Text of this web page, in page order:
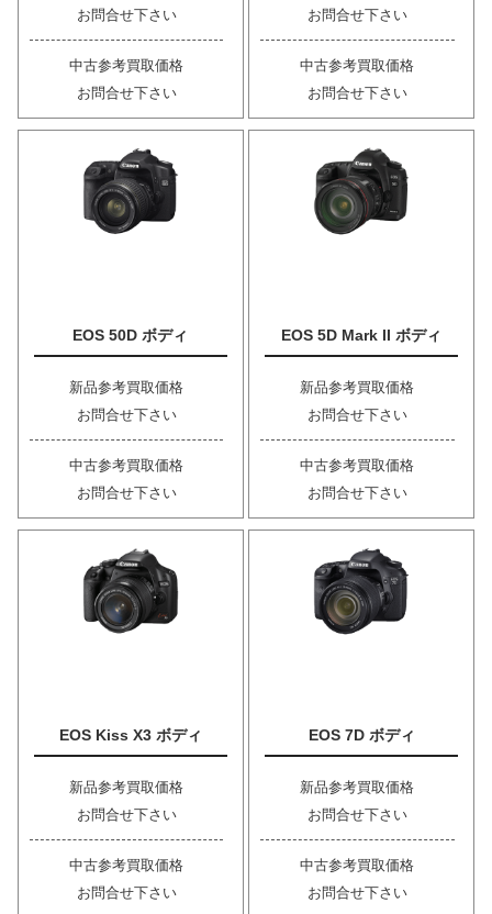
お問合せ下さい
中古参考買取価格
お問合せ下さい
お問合せ下さい
中古参考買取価格
お問合せ下さい
EOS 50D ボディ
新品参考買取価格
お問合せ下さい
中古参考買取価格
お問合せ下さい
EOS 5D Mark II ボディ
新品参考買取価格
お問合せ下さい
中古参考買取価格
お問合せ下さい
EOS Kiss X3 ボディ
新品参考買取価格
お問合せ下さい
中古参考買取価格
お問合せ下さい
EOS 7D ボディ
新品参考買取価格
お問合せ下さい
中古参考買取価格
お問合せ下さい